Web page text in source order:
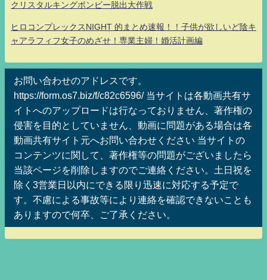
クリスタルキングボンビー脱出大作戦
ヒロコンプレックスNIGHT 的まとめ速報！！子供が欲しいど陰キ
ャアラフィフ女子のめざせ！専業主婦！婚活計画編
お問い合わせのアドレスです。
https://form.os7.biz/f/c82c6596/ 当サイトは各動画共有サ
イトへのアップロードは行なっておりません、著作権の
侵害を目的としていません、動画に問題がある場合は各
動画共有サイト元へお問い合わせください 当サイトの
コンテンツに関して、著作権等の問題がございましたら
当該ページを削除しますのでご連絡ください。土日祝を
除く3営業日以内にできる限り迅速に対応する予定で
す。不慮による事故等により連絡を確認できないことも
ありますので何卒、ご了承ください。